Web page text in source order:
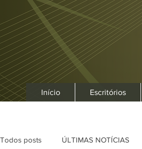
Início Escritórios
Todos posts ÚLTIMAS NOTÍCIAS